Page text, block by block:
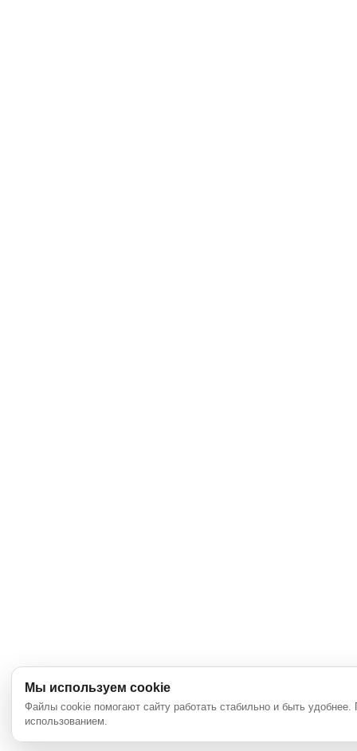
Мы используем cookie
Файлы cookie помогают сайту работать стабильно и быть
использованием.